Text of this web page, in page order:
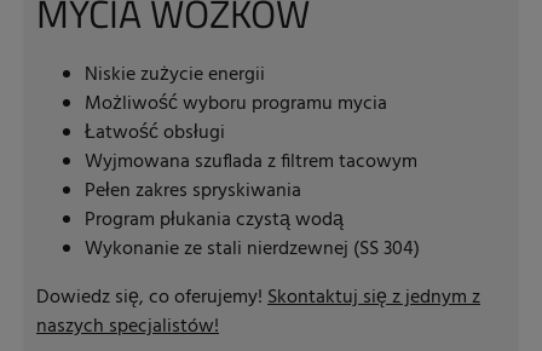
MYCIA WÓZKÓW
Niskie zużycie energii
Możliwość wyboru programu mycia
Łatwość obsługi
Wyjmowana szuflada z filtrem tacowym
Pełen zakres spryskiwania
Program płukania czystą wodą
Wykonanie ze stali nierdzewnej (SS 304)
Dowiedz się, co oferujemy!Skontaktuj się z jednym z
naszych specjalistów!